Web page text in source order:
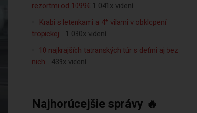
rezortmi od 1099€ 1 041x videní
Krabi s letenkami a 4* vilami v obklopení
tropickej… 1 030x videní
10 najkrajších tatranských túr s deťmi aj bez
nich… 439x videní
Najhorúcejšie správy 🔥